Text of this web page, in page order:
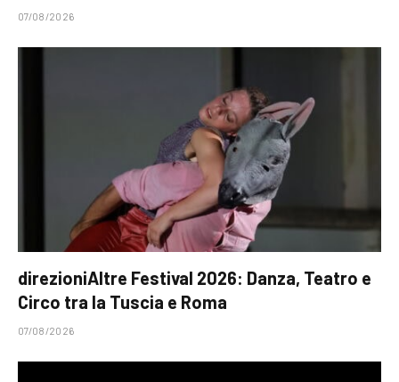
07/08/2026
direzioniAltre Festival 2026: Danza, Teatro e
Circo tra la Tuscia e Roma
07/08/2026